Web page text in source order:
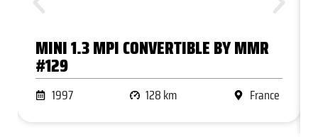
MINI 1.3 MPI CONVERTIBLE BY MMR
#129
1997 128 km France